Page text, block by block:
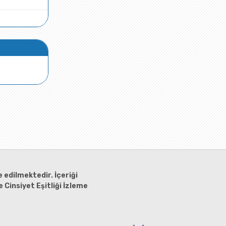
edilmektedir. İçeriği
Cinsiyet Eşitliği İzleme